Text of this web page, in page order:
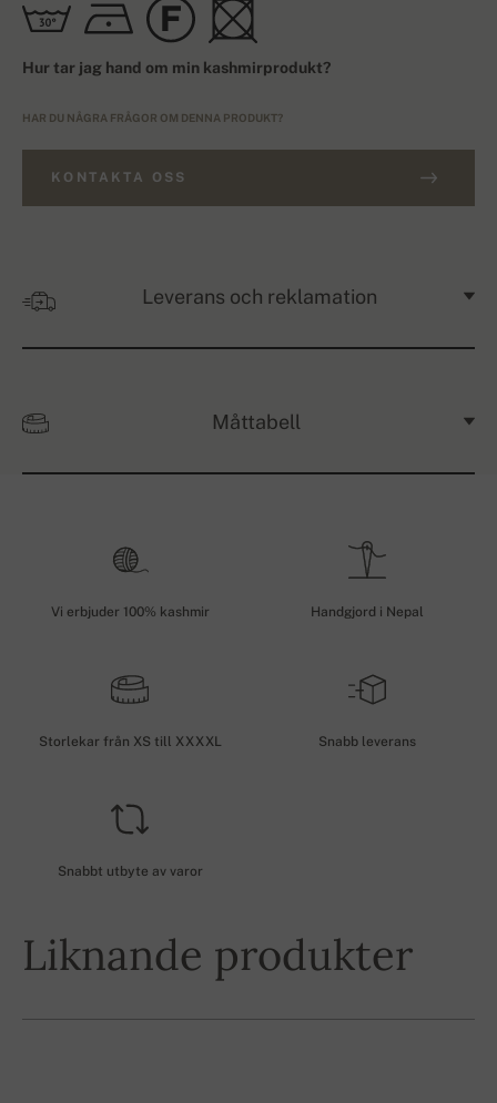
Hur tar jag hand om min kashmirprodukt?
HAR DU NÅGRA FRÅGOR OM DENNA PRODUKT?
KONTAKTA OSS
Leverans och reklamation
Måttabell
Vi erbjuder 100% kashmir Handgjord i Nepal
Storlekar från XS till XXXXL Snabb leverans
Snabbt utbyte av varor
Liknande produkter